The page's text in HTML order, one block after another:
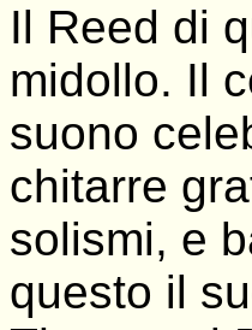
Il Reed di
midollo. Il
suono
chitarre
solismi, e
questo il